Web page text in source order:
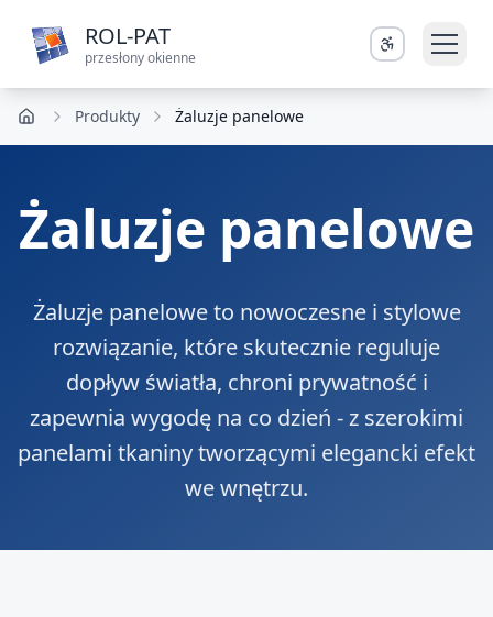
Produkty Żaluzje panelowe
ROL-PAT
przesłony okienne
Żaluzje panelowe
Żaluzje panelowe to nowoczesne i stylowe
rozwiązanie, które skutecznie reguluje
dopływ światła, chroni prywatność i
zapewnia wygodę na co dzień - z szerokimi
panelami tkaniny tworzącymi elegancki efekt
we wnętrzu.